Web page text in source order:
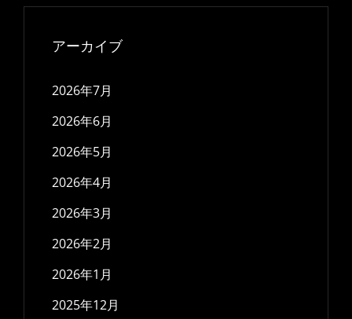
アーカイブ
2026年7月
2026年6月
2026年5月
2026年4月
2026年3月
2026年2月
2026年1月
2025年12月